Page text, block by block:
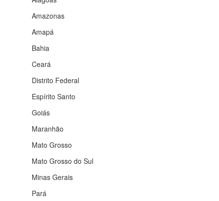
Estados
Acre
Alagoas
Amazonas
Amapá
Bahia
Ceará
Distrito Federal
Espírito Santo
Goiás
Maranhão
Mato Grosso
Mato Grosso do Sul